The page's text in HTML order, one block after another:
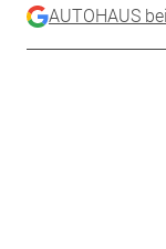
AUTOHAUS